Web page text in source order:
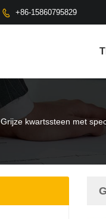
 +86-15860795829
Grijze kwartssteen met